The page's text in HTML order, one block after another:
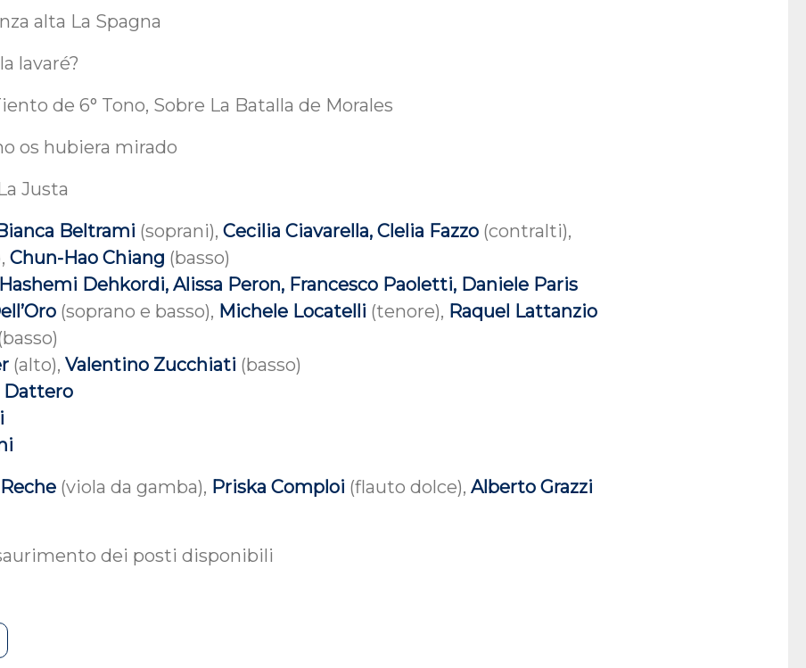
alta La Spagna
lavaré?
de 6° Tono, Sobre La Batalla de Morales
os hubiera mirado
Justa
Beltrami (soprani),Cecilia Ciavarella, Clelia Fazzo (contralti),
Chun-Hao Chiang (basso)
Dehkordi, Alissa Peron, Francesco Paoletti, Daniele Paris
(soprano e basso), Michele Locatelli (tenore), Raquel Lattanzio
(alto),Valentino Zucchiati (basso)
Dattero
(viola da gamba), Priska Comploi (flauto dolce),Alberto Grazzi
dei posti disponibili